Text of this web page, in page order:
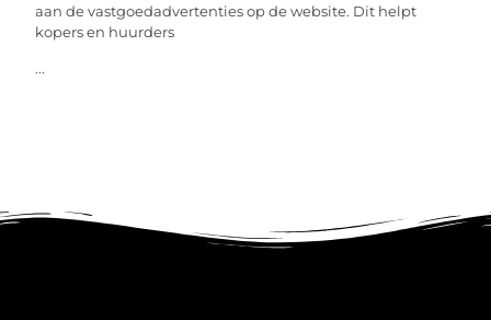
aan de vastgoedadvertenties op de website. Dit helpt
kopers en huurders
...